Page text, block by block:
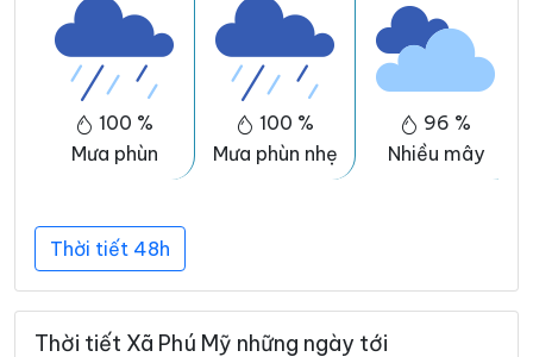
100 %
Mưa phùn
100 %
Mưa phùn nhẹ
96 %
Nhiều mây
Thời tiết 48h
Thời tiết Xã Phú Mỹ những ngày tới